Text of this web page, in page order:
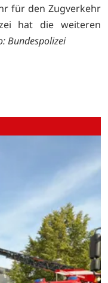
für den Zugverkehr
hat die weiteren
Bundespolizei